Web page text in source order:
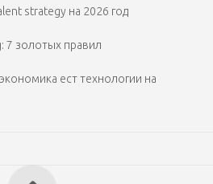
strategy на 2026 год
7 золотых правил
ест технологии на